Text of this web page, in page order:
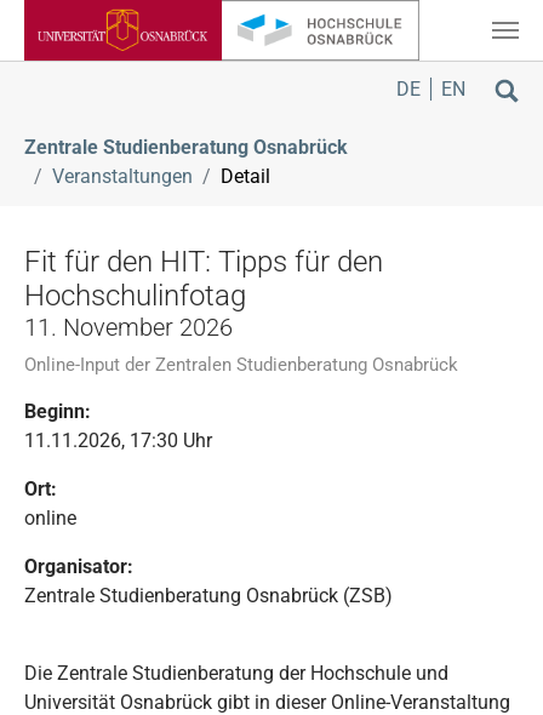
DE EN
Zentrale Studienberatung Osnabrück
Veranstaltungen
Detail
Fit für den HIT: Tipps für den
Hochschulinfotag
11. November 2026
Online-Input der Zentralen Studienberatung Osnabrück
Beginn:
11.11.2026, 17:30 Uhr
Ort:
online
Organisator:
Zentrale Studienberatung Osnabrück (ZSB)
Die Zentrale Studienberatung der Hochschule und
Universität Osnabrück gibt in dieser Online-Veranstaltung